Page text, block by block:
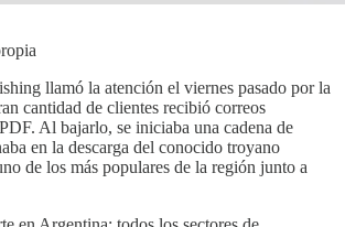
llamó la atención el viernes pasado por la
cantidad de clientes recibió correos
Al bajarlo, se iniciaba una cadena de
en la descarga del conocido troyano
de los más populares de la región junto a